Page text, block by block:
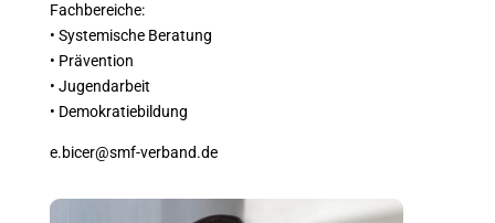
Fachbereiche:
• Systemische Beratung
• Prävention
• Jugendarbeit
• Demokratiebildung
e.bicer@smf-verband.de